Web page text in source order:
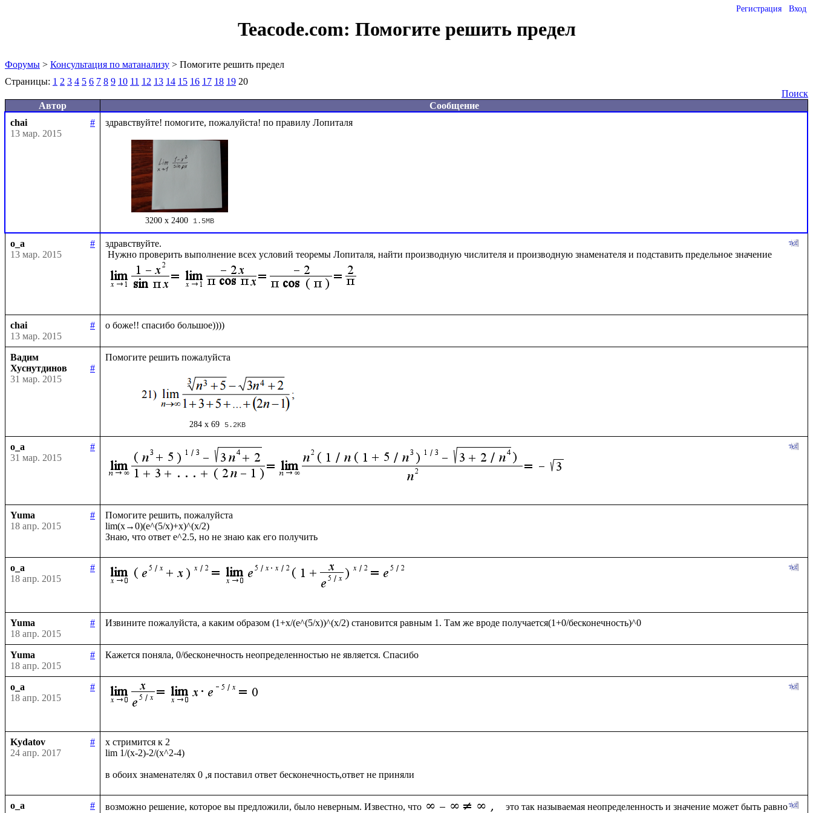
Регистрация Вход
Teacode.com: Помогите решить предел
Форумы > Консультация по матанализу > Помогите решить предел
Страницы: 1 2 3 4 5 6 7 8 9 10 11 12 13 14 15 16 17 18 19 20
Поиск
Автор
Сообщение
chai
#
13 мар. 2015
3200 x 2400 1.5MB
o_a
#
13 мар. 2015
здравствуйте.
Нужно проверить выполнение всех условий теоремы Лопиталя, найти производную числителя и производную знаменателя и подставить предельное значение
chai
#
13 мар. 2015
Вадим
Хуснутдинов
#
31 мар. 2015
284 x 69 5.2KB
o_a
#
31 мар. 2015
Yuma
#
18 апр. 2015
Помогите решить, пожалуйста
lim(x→0)(e^(5/x)+x)^(x/2)
o_a
#
18 апр. 2015
Yuma
#
18 апр. 2015
Yuma
#
18 апр. 2015
o_a
#
18 апр. 2015
Kydatov
#
24 апр. 2017
x стримится к 2
lim 1/(x-2)-2/(x^2-4)
o_a
#
возможно решение, которое вы предложили, было неверным. Известно, что это так называемая неопределенность и значение может быть равно